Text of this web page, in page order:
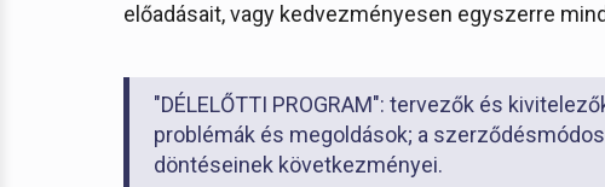
előadásait, vagy kedvezményesen egyszerre
"DÉLELŐTTI PROGRAM": tervezők és
problémák és megoldások; a
döntéseinek következményei.